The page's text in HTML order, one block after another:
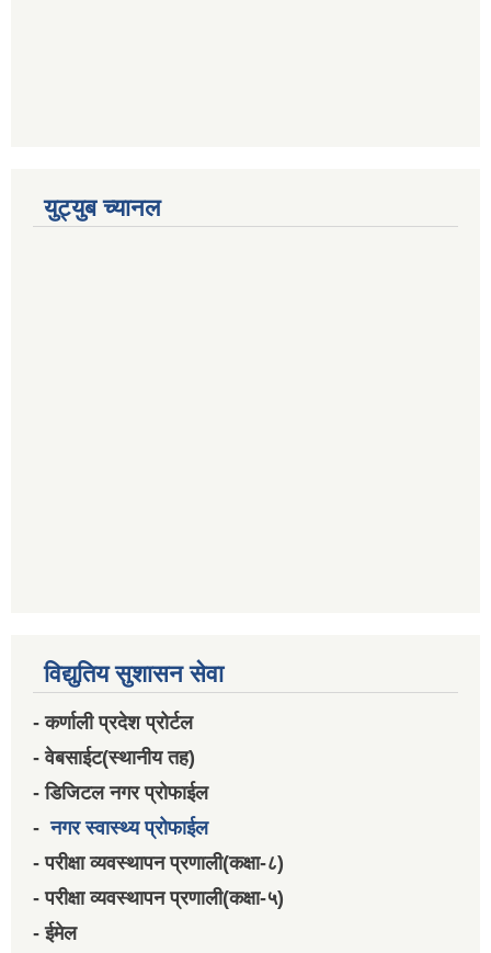
युट्युब च्यानल
विद्युतिय सुशासन सेवा
- कर्णाली प्रदेश प्रोर्टल
- वेबसाईट(स्थानीय तह)
- डिजिटल नगर प्रोफाईल
-नगर स्वास्थ्य प्रोफाईल
- परीक्षा व्यवस्थापन प्रणाली(कक्षा-८)
- परीक्षा व्यवस्थापन प्रणाली(कक्षा-५)
- ईमेल